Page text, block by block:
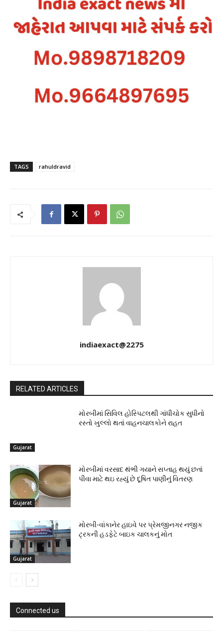
TAGS rahuldravid
indiaexact@2275
RELATED ARTICLES
Gujarat
મોરબીમાં સિવિલ હોસ્પિટલથી ગાંધીચોક સુધીનો
રસ્તો ખુલ્લો થતાં વાહનચાલકોને રાહત
Gujarat
મોરબીમાં વરસાદ થંભી ગયાને સપ્તાહ થયું છતાં
પીવા માટે થઇ રહ્યું છે દૂષિત પાણીનું વિતરણ
Gujarat
મોરબી-વાંકાનેર હાઇવે પર પ્રેમજીનગર નજીક
ટ્રકની હડફેટે બાઇક ચાલકનું મોત
Connected us